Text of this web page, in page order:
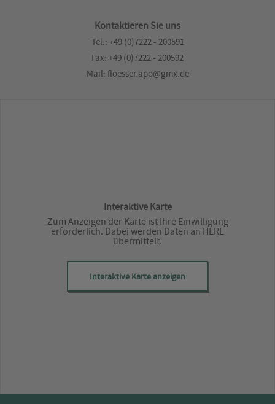
Kontaktieren Sie uns
Tel.: +49 (0)7222 - 200591
Fax: +49 (0)7222 - 200592
Mail: floesser.apo@gmx.de
Interaktive Karte
Zum Anzeigen der Karte ist Ihre Einwilligung
erforderlich. Dabei werden Daten an HERE
übermittelt.
Interaktive Karte anzeigen